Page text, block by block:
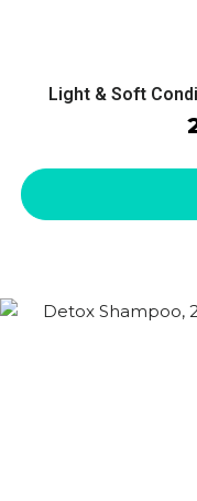
Light & Soft